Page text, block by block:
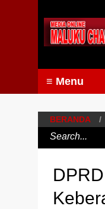
BERANDA /